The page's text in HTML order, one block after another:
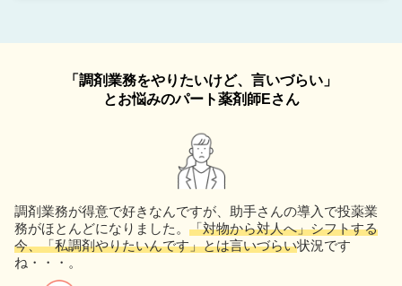
「調剤業務をやりたいけど、言いづらい」
とお悩みのパート薬剤師Eさん
調剤業務が得意で好きなんですが、助手さんの導入で投薬業
務がほとんどになりました。 「対物から対人へ」シフトする
今、「私調剤やりたいんです」とは言いづらい状況です
ね・・・。